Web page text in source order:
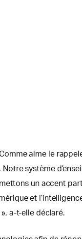
aime le
système
un accent
et
a-t-elle déclaré.